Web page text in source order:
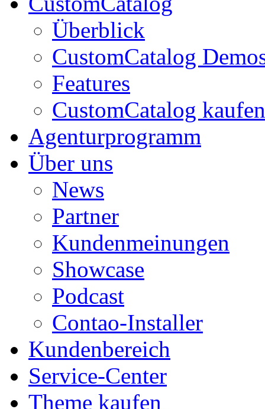
Überblick
CustomCatalog
Features
CustomCatalog kaufen
Agenturprogramm
Über uns
News
Partner
Kundenmeinungen
Showcase
Podcast
Contao-Installer
Kundenbereich
Service-Center
Theme kaufen